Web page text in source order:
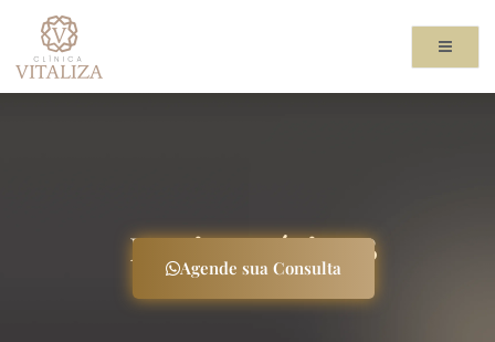
conteúdo
Meningocócica B
Agende sua Consulta